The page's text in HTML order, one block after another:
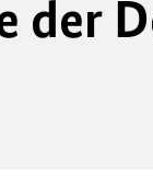
der